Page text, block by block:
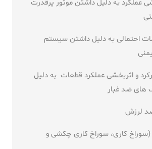
عملکرد به دلیل داشتن موتور پرقدرت
احتمالی به دلیل داشتن سیستم
و اثربخشی عملکرد قطعات به دلیل
های ضد غبار
لرزش
(سوراخ کاری، سوراخ کاری چکشی و